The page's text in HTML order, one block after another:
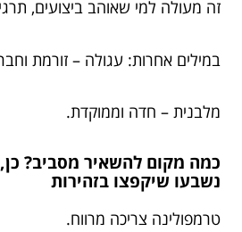
זה מעולה למי שאוהב ביצועים,
במילים אחרות: עגולה – זורמת
מלבנית – חדה וממוקדת.
כמה מקום להשאיר מסביב?
נשבעו שיקפצו בזהירות
טרמפולינה צריכה מרווח.